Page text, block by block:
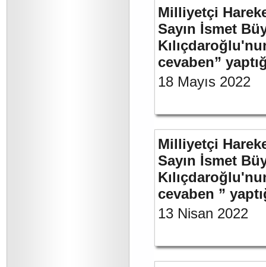
Milliyetçi
Sayın İsmet
cevaben”
18 Mayıs 2022
Milliyetçi
Sayın İsmet
cevaben ”
13 Nisan 2022